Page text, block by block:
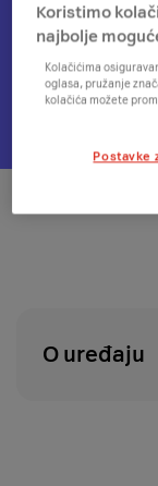
o
na
rate
modal
s
o
Otvorit
će
se
modal
o
na
dana
14
Otvorit
modal
O uređaju
Koristimo
najbolje
Kolačićima
oglasa, pružanje
kolačića možete
Postavke